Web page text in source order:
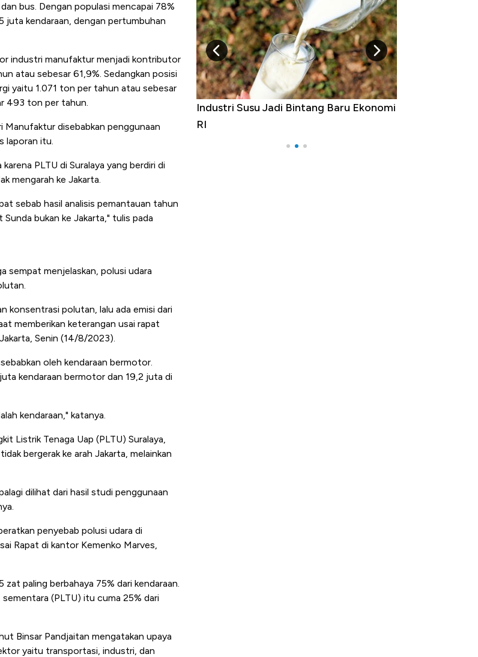
bus. Dengan populasi mencapai 78%
juta kendaraan, dengan pertumbuhan
industri manufaktur menjadi kontributor
atau sebesar 61,9%. Sedangkan posisi
yaitu 1.071 ton per tahun atau sebesar
493 ton per tahun.
Manufaktur disebabkan penggunaan
laporan itu.
PLTU di Suralaya yang berdiri di
mengarah ke Jakarta.
sebab hasil analisis pemantauan tahun
bukan ke Jakarta," tulis pada
sempat menjelaskan, polusi udara
konsentrasi polutan, lalu ada emisi dari
memberikan keterangan usai rapat
Senin (14/8/2023).
oleh kendaraan bermotor.
kendaraan bermotor dan 19,2 juta di
kendaraan," katanya.
Listrik Tenaga Uap (PLTU) Suralaya,
bergerak ke arah Jakarta, melainkan
dilihat dari hasil studi penggunaan
penyebab polusi udara di
Rapat di kantor Kemenko Marves,
zat paling berbahaya 75% dari kendaraan.
(PLTU) itu cuma 25% dari
Binsar Pandjaitan mengatakan upaya
yaitu transportasi, industri, dan
Furniture &
Digit
Industri Susu Jadi Bintang Baru Ekonomi
RI
5 Raja Ekonomi Indonesia: Maaf, Gak